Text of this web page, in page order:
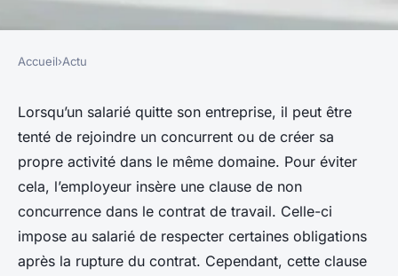
La clause de non concurrence
dans le contrat de travail :
comprendre son enjeu
cyrille•5 février 2024 •3 min de lecture
Accueil›Actu
Lorsqu’un salarié quitte son entreprise, il peut être
tenté de rejoindre un concurrent ou de créer sa
propre activité dans le même domaine. Pour éviter
cela, l’employeur insère une clause de non
concurrence dans le contrat de travail. Celle-ci
impose au salarié de respecter certaines obligations
après la rupture du contrat. Cependant, cette clause